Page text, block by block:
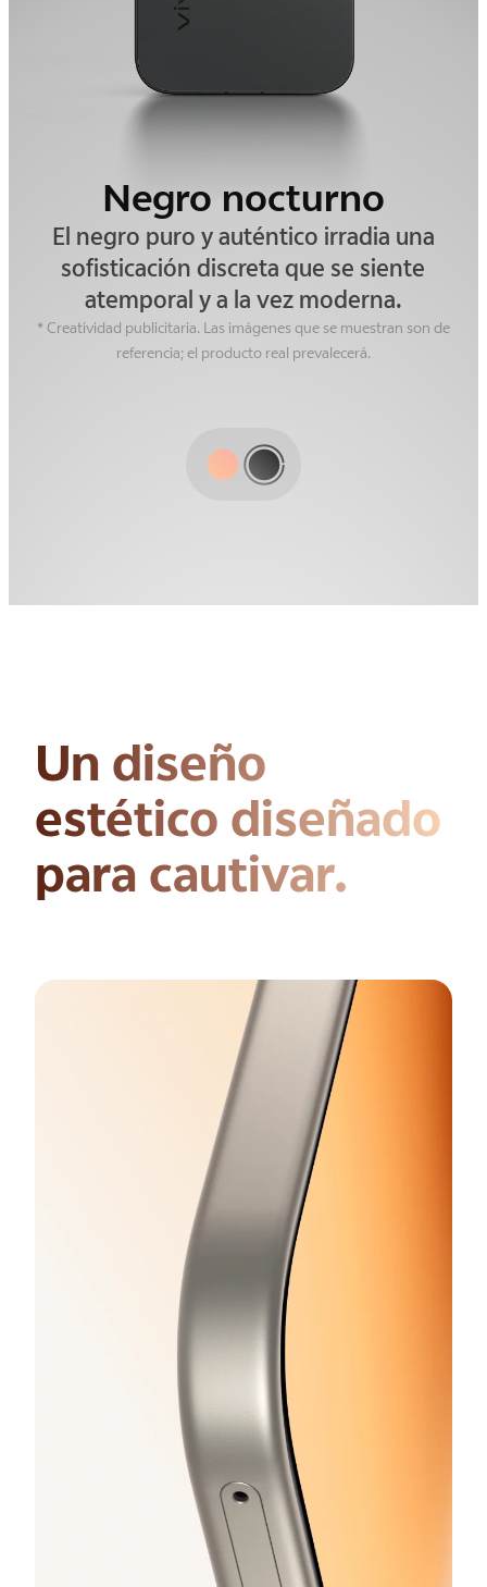
Dorado amanecer
Captura la hora más mágica del cielo.
Este acabado se funde con la suave y
cautivadora luz del atardecer,
inspirando ensoñaciones románticas.
* Creatividad publicitaria. Las imágenes que se muestran son de
Negro nocturno
El negro puro y auténtico irradia una
sofisticación discreta que se siente
atemporal y a la vez moderna.
Un diseño
estético diseñado
para cautivar.